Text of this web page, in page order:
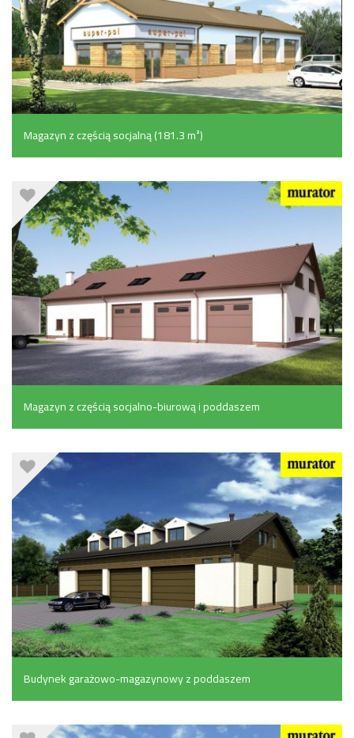
Magazyn z częścią socjalną (181.3 m²)
Magazyn z częścią socjalno-biurową i poddaszem
gospodarczym (527.8 m²)
Budynek garażowo-magazynowy z poddaszem
gospodarczym (450.2 m²)